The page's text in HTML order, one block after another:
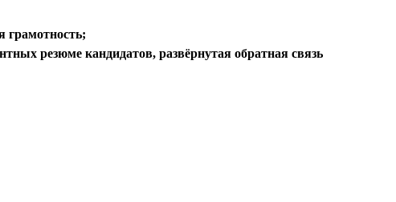
грамотность;
резюме кандидатов, развёрнутая обратная связь